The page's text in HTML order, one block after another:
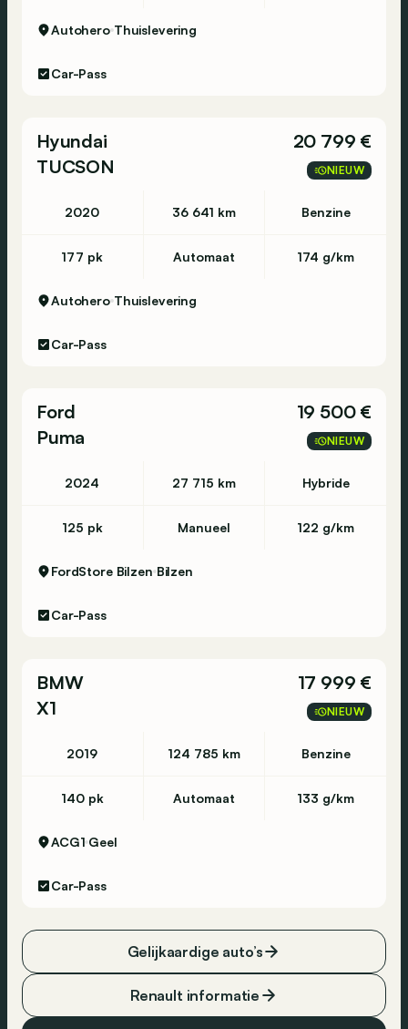
Autohero Thuislevering
Car-Pass
Hyundai
TUCSON
20 799 €
NIEUW
2020 36 641 km Benzine
177 pk Automaat 174 g/km
Autohero Thuislevering
Car-Pass
Ford
Puma
19 500 €
NIEUW
2024 27 715 km Hybride
125 pk Manueel 122 g/km
FordStore Bilzen Bilzen
Car-Pass
BMW
X1
17 999 €
NIEUW
2019 124 785 km Benzine
140 pk Automaat 133 g/km
ACG1 Geel
Car-Pass
Renault informatie
Gelijkaardige auto’s